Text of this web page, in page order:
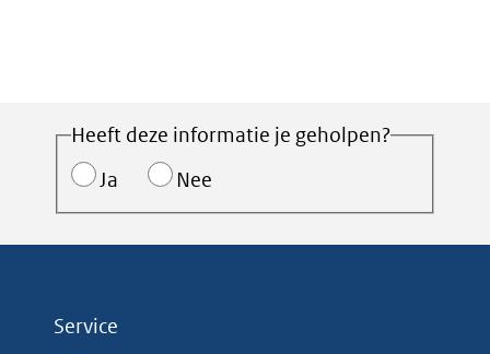
Heeft deze informatie je geholpen?
Ja
Nee
Service